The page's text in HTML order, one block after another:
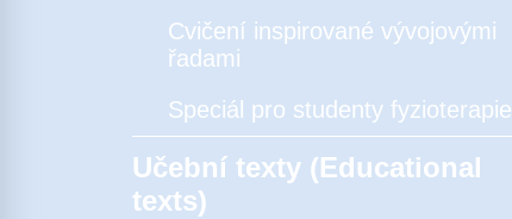
Cvičení inspirované vývojovými
řadami
Speciál pro studenty fyzioterapie
Učební texty (Educational
texts)